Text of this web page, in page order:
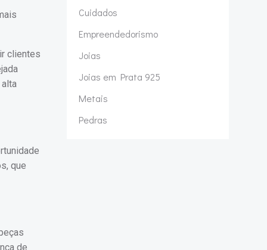
clientes
que
de
Cuidados
Empreendedorismo
Joias
Joias em Prata 925
Metais
Pedras